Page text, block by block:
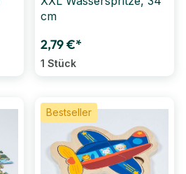
cm
2,79 €*
1 Stück
Bestseller